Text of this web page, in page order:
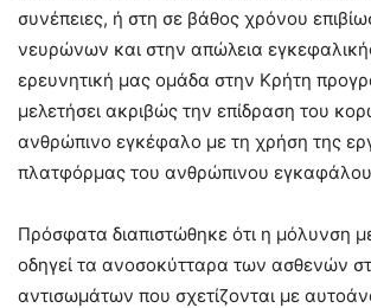
συνέπειες, ή στη σε βάθος χρόνου
νευρώνων και στην απώλεια
ερευνητική μας ομάδα στην Κρήτη
μελετήσει ακριβώς την επίδραση του
ανθρώπινο εγκέφαλο με τη χρήση της
πλατφόρμας του ανθρώπινου
Πρόσφατα διαπιστώθηκε ότι η μόλυνση
οδηγεί τα ανοσοκύτταρα των ασθενών
αντισωμάτων που σχετίζονται με